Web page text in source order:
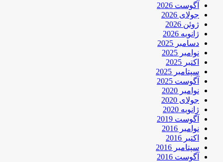
آگوست 2026
جولای 2026
ژوئن 2026
ژانویه 2026
دسامبر 2025
نوامبر 2025
اکتبر 2025
سپتامبر 2025
آگوست 2025
نوامبر 2020
جولای 2020
ژانویه 2020
آگوست 2019
نوامبر 2016
اکتبر 2016
سپتامبر 2016
آگوست 2016